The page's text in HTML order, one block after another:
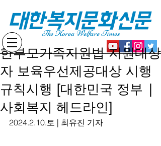
대한복지문화신문
The Korea Welfare Times
한부모가족지원법 지원대상
자 보육우선제공대상 시행
규칙시행 [대한민국 정부 |
사회복지 헤드라인]
2024.2.10.토 | 최유진 기자